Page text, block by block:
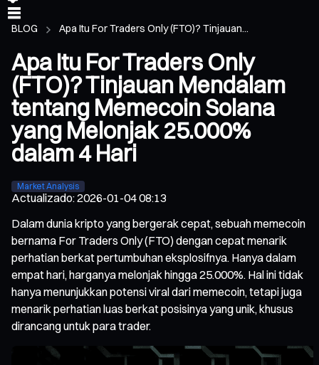
BLOG Apa Itu For Traders Only (FTO)? Tinjauan...
Apa Itu For Traders Only
(FTO)? Tinjauan Mendalam
tentang Memecoin Solana
yang Melonjak 25.000%
dalam 4 Hari
Market Analysis
Actualizado:2026-01-04 08:13
Dalam dunia kripto yang bergerak cepat, sebuah memecoin
bernama For Traders Only (FTO) dengan cepat menarik
perhatian berkat pertumbuhan eksplosifnya. Hanya dalam
empat hari, harganya melonjak hingga 25.000%. Hal ini tidak
hanya menunjukkan potensi viral dari memecoin, tetapi juga
menarik perhatian luas berkat posisinya yang unik, khusus
dirancang untuk para trader.